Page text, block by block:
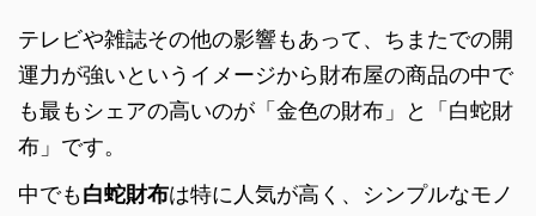
テレビや雑誌その他の影響もあって、ちまたでの開
運力が強いというイメージから財布屋の商品の中で
も最もシェアの高いのが「金色の財布」と「白蛇財
布」です。
中でも白蛇財布は特に人気が高く、シンプルなモノ